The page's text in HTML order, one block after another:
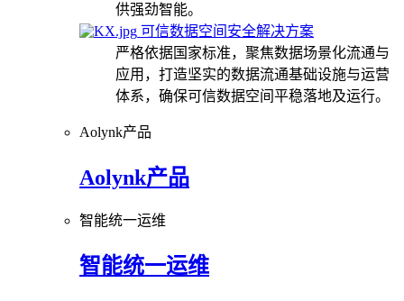
供强劲智能。
可信数据空间安全解决方案
严格依据国家标准，聚焦数据场景化流通与
应用，打造坚实的数据流通基础设施与运营
体系，确保可信数据空间平稳落地及运行。
Aolynk产品
Aolynk产品
智能统一运维
智能统一运维